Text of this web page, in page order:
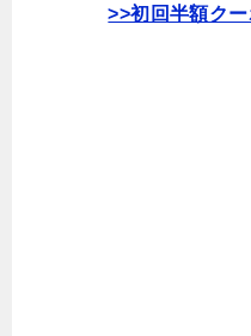
>>初回半額ク